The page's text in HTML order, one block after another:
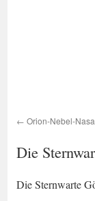
Orion-Nebel-Nasa
Die
Die Sternwarte